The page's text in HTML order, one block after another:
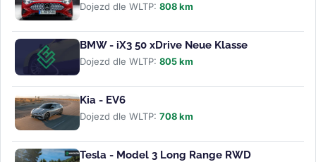
Dojezd dle WLTP: 808 km
BMW - iX3 50 xDrive Neue Klasse
Dojezd dle WLTP: 805 km
Kia - EV6
Dojezd dle WLTP: 708 km
Tesla - Model 3 Long Range RWD